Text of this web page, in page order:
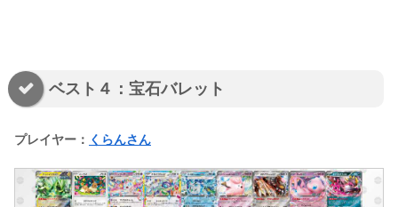
ベスト４：宝石バレット
プレイヤー： くらんさん